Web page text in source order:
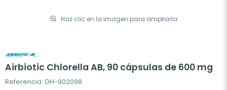
Haz clic en la imagen para ampliarla
Airbiotic Chlorella AB, 90 cápsulas de 600 mg
Referencia: DH-902098